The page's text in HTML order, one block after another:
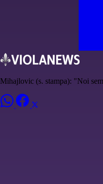
Mihajlovic (s. stampa): "Noi